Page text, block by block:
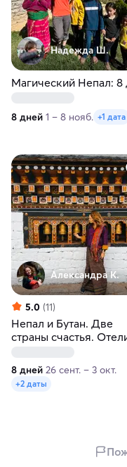
Надежда Ш.
Магический Непал: 8
8 дней 1 – 8 нояб. +1 дата
Александра К.
5.0 (11)
Непал и Бутан. Две
страны счастья.
8 дней 26 сент. – 3 окт.
+2 даты